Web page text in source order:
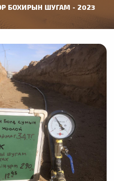
БОХИРЫН ШУГАМ - 2023